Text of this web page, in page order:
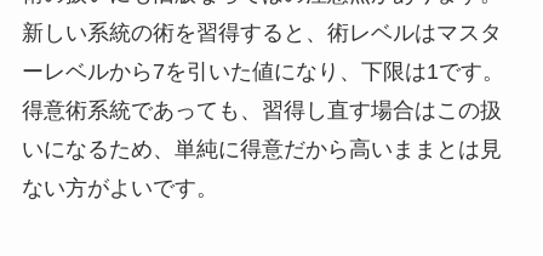
新しい系統の術を習得すると、術レベルはマスタ
ーレベルから7を引いた値になり、下限は1です。
得意術系統であっても、習得し直す場合はこの扱
いになるため、単純に得意だから高いままとは見
ない方がよいです。